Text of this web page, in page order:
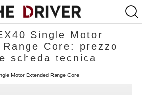
Single Motor
Range Core: prezzo
scheda tecnica
Motor Extended Range Core